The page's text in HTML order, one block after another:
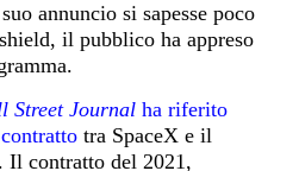
annuncio si sapesse poco
il pubblico ha appreso
Street Journal ha riferito
tra SpaceX e il
Il contratto del 2021,